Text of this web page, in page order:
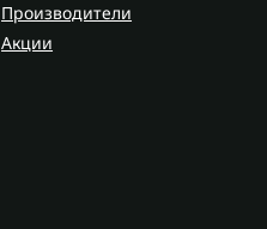
Производители
Акции